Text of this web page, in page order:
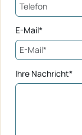
E-Mail*
Ihre Nachricht*